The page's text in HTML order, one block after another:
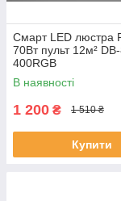
Смарт LED люстра
70Вт пульт 12м²
400RGB
В наявності
1 200 ₴ 1 510 ₴
Купити